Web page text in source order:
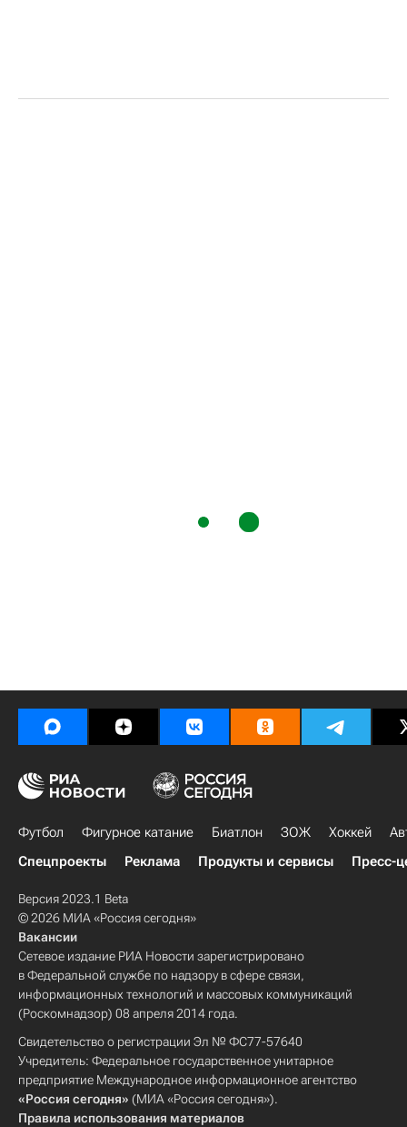
Футбол Фигурное катание Биатлон ЗОЖ Хоккей
Спецпроекты
Реклама Продукты и сервисы Пресс-
Версия 2023.1 Beta
© 2026 МИА «Россия сегодня»
Вакансии
Сетевое издание РИА Новости зарегистрировано
в Федеральной службе по надзору в сфере связи,
информационных технологий и массовых коммуникаций
(Роскомнадзор) 08 апреля 2014 года.
Свидетельство о регистрации Эл № ФС77-57640
Учредитель: Федеральное государственное унитарное
предприятие Международное информационное агентство
«Россия сегодня» (МИА «Россия сегодня»).
Правила использования материалов